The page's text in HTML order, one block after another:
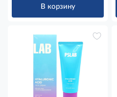
В корзину